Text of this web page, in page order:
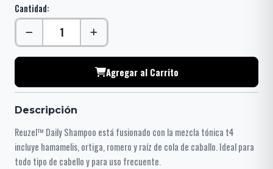
Cantidad:
Agregar al Carrito
Descripción
Reuzel™ Daily Shampoo está fusionado con la mezcla tónica t4
incluye hamamelis, ortiga, romero y raíz de cola de caballo. Ideal para
todo tipo de cabello y para uso frecuente.